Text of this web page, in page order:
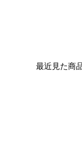
最近見た商